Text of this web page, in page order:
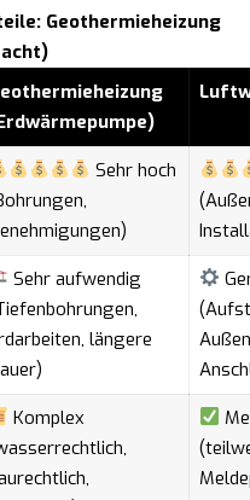
Geothermieheizung
Sehr hoch
Sehr aufwendig
längere
Komplex